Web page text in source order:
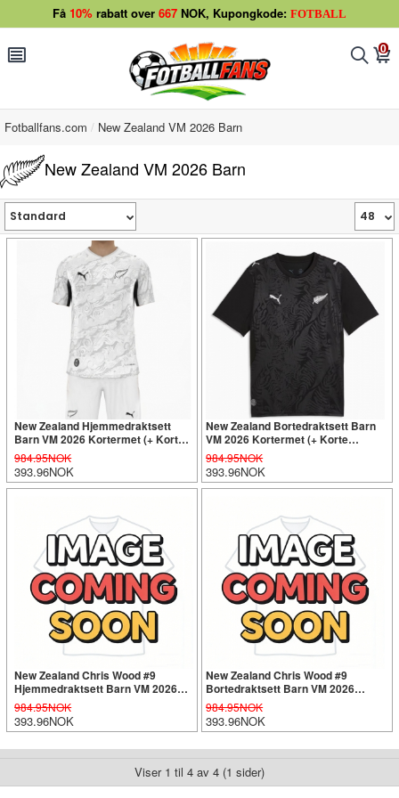
Få 10% rabatt over 667 NOK, Kupongkode: FOTBALL
󰂩 󰂨 0
󰃦
Fotballfans.com New Zealand VM 2026 Barn
New Zealand VM 2026 Barn
New Zealand Hjemmedraktsett
Barn VM 2026 Kortermet (+ Korte
bukser)
984.95NOK
393.96NOK
New Zealand Bortedraktsett Barn
VM 2026 Kortermet (+ Korte
bukser)
984.95NOK
393.96NOK
New Zealand Chris Wood #9
Hjemmedraktsett Barn VM 2026
Kortermet (+ Korte bukser)
984.95NOK
393.96NOK
New Zealand Chris Wood #9
Bortedraktsett Barn VM 2026
Kortermet (+ Korte bukser)
984.95NOK
393.96NOK
Viser 1 til 4 av 4 (1 sider)